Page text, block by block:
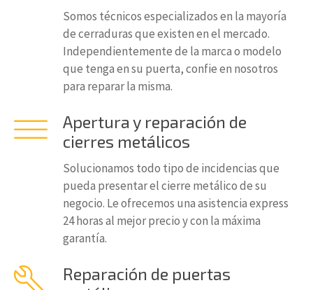
Somos técnicos especializados en la mayoría
de cerraduras que existen en el mercado.
Independientemente de la marca o modelo
que tenga en su puerta, confie en nosotros
para reparar la misma.
Apertura y reparación de
cierres metálicos
Solucionamos todo tipo de incidencias que
pueda presentar el cierre metálico de su
negocio. Le ofrecemos una asistencia express
24 horas al mejor precio y con la máxima
garantía.
Reparación de puertas